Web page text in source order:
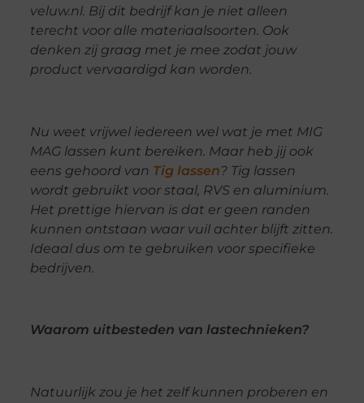
veluw.nl. Bij dit bedrijf kan je niet alleen
terecht voor alle materiaalsoorten. Ook
denken zij graag met je mee zodat jouw
product vervaardigd kan worden.
Nu weet vrijwel iedereen wel wat je met MIG
MAG lassen kunt bereiken. Maar heb jij ook
eens gehoord van Tig lassen? Tig lassen
wordt gebruikt voor staal, RVS en aluminium.
Het prettige hiervan is dat er geen randen
kunnen ontstaan waar vuil achter blijft zitten.
Ideaal dus om te gebruiken voor specifieke
bedrijven.
Waarom uitbesteden van lastechnieken?
Natuurlijk zou je het zelf kunnen proberen en